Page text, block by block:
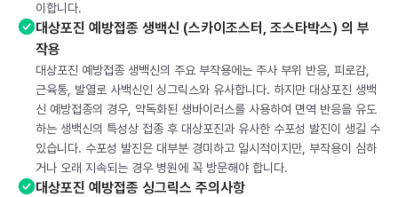
이합니다.
대상포진 예방접종 생백신 (스카이조스터, 조스타박스) 의 부
작용
대상포진 예방접종 생백신의 주요 부작용에는 주사 부위 반응, 피로감,
근육통, 발열로 사백신인 싱그릭스와 유사합니다. 하지만 대상포진 생백
신 예방접종의 경우, 약독화된 생바이러스를 사용하여 면역 반응을 유도
하는 생백신의 특성상 접종 후 대상포진과 유사한 수포성 발진이 생길 수
있습니다. 수포성 발진은 대부분 경미하고 일시적이지만, 부작용이 심하
거나 오래 지속되는 경우 병원에 꼭 방문해야 합니다.
대상포진 예방접종 싱그릭스 주의사항